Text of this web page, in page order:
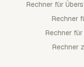
Rechner für
Rechner
Rechner
Rechner